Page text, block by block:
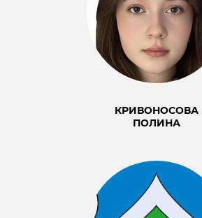
КРИВОНОСОВА
ПОЛИНА